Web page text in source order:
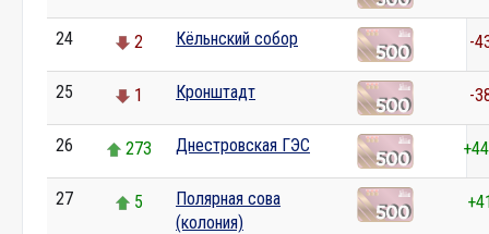
24 2 Кёльнский собор -
25 1 Кронштадт -
26 273 Днестровская ГЭС
27 5
Полярная сова
(колония)